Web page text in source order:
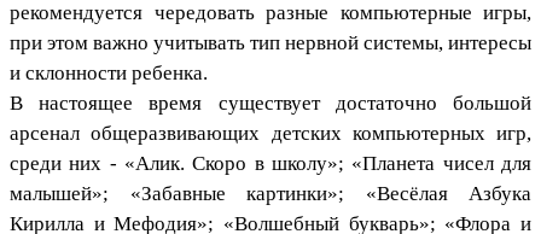
рекомендуется чередовать разные компьютерные игры,
при этом важно учитывать тип нервной системы, интересы
и склонности ребенка.
В настоящее время существует достаточно большой
арсенал общеразвивающих детских компьютерных игр,
среди них - «Алик. Скоро в школу»; «Планета чисел для
малышей»; «Забавные картинки»; «Весёлая Азбука
Кирилла и Мефодия»; «Волшебный букварь»; «Флора и